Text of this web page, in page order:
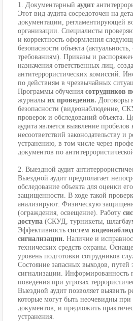
1. Документарный аудит
Этот вид аудита сосредоточен на
документации, регламентирующей
организации. Специалисты
и корректность оформления
безопасности объекта (актуальность,
требованиям). Приказы и
назначения ответственных лиц,
антитеррористических комиссий.
по действиям в чрезвычайных
Программы обучения сотрудников
журналы их проведения. Договоры
безопасности (видеонаблюдение,
проверок и обследований объекта.
аудита является выявление пробелов
несоответствий законодательству и
устранению, в том числе через
документов по
2. Выездной аудит
Выездной аудит предполагает
обследование объекта для оценки
защищенности. В ходе такой
анализируют: Физическую
(ограждения, освещение). Работу
доступа (СКУД, турникеты,
Эффективность систем
сигнализации. Наличие и
технических средств охраны.
уровень подготовки сотрудников
Состояние запасных выходов,
сигнализации. Информированность
поведения при угрозах
Выездной аудит позволяет выявить
которые могут быть неочевидны при
документов, и предложить
устранения.